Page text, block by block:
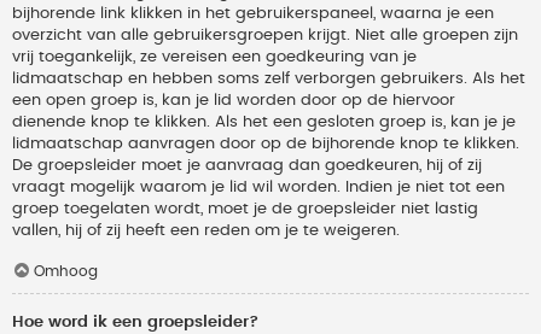
bijhorende link klikken in het gebruikerspaneel, waarna je een
overzicht van alle gebruikersgroepen krijgt. Niet alle groepen zijn
vrij toegankelijk, ze vereisen een goedkeuring van je
lidmaatschap en hebben soms zelf verborgen gebruikers. Als het
een open groep is, kan je lid worden door op de hiervoor
dienende knop te klikken. Als het een gesloten groep is, kan je je
lidmaatschap aanvragen door op de bijhorende knop te klikken.
De groepsleider moet je aanvraag dan goedkeuren, hij of zij
vraagt mogelijk waarom je lid wil worden. Indien je niet tot een
groep toegelaten wordt, moet je de groepsleider niet lastig
vallen, hij of zij heeft een reden om je te weigeren.
Omhoog
Hoe word ik een groepsleider?